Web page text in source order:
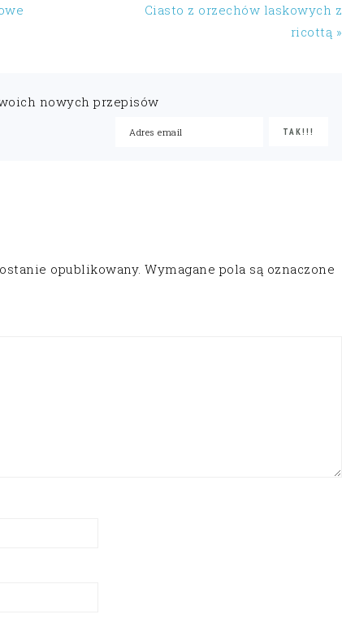
Ciasto z orzechów laskowych z
ricottą »
nowych przepisów
opublikowany. Wymagane pola są oznaczone